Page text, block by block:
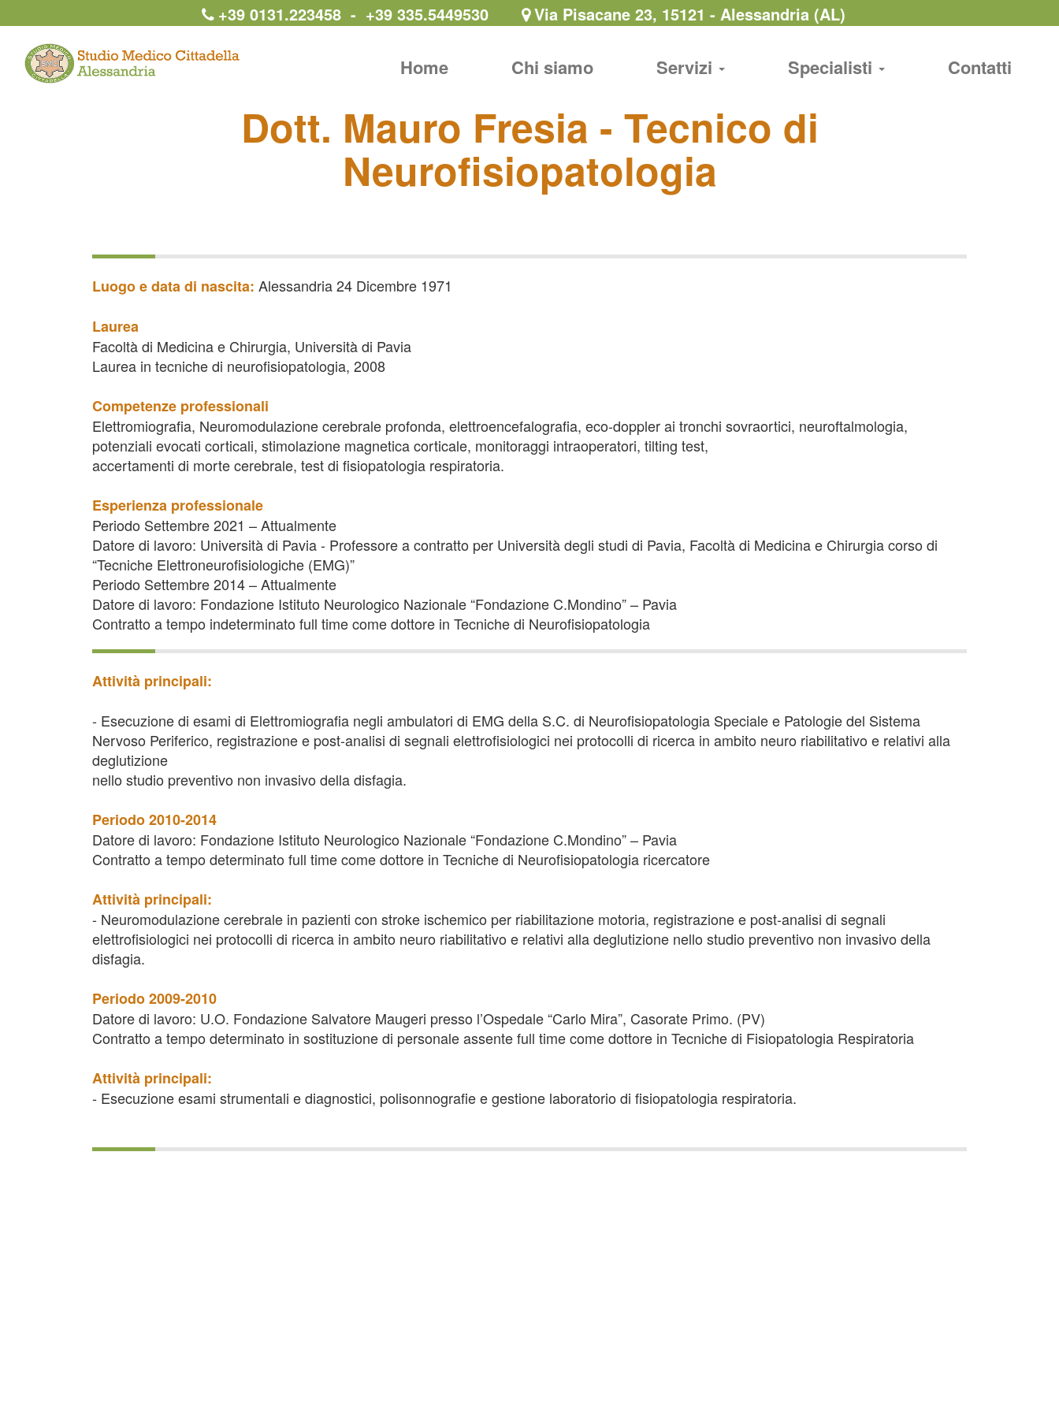
+39 0131.223458 - +39 335.5449530 Via Pisacane 23, 15121 - Alessandria (AL)
Home Chi siamo Servizi Specialisti Contatti
Dott. Mauro Fresia - Tecnico di
Neurofisiopatologia
Luogo e data di nascita: Alessandria 24 Dicembre 1971
Laurea
Facoltà di Medicina e Chirurgia, Università di Pavia
Laurea in tecniche di neurofisiopatologia, 2008
Competenze professionali
Elettromiografia, Neuromodulazione cerebrale profonda, elettroencefalografia, eco-doppler ai tronchi sovraortici, neuroftalmologia,
potenziali evocati corticali, stimolazione magnetica corticale, monitoraggi intraoperatori, tilting test,
accertamenti di morte cerebrale, test di fisiopatologia respiratoria.
Esperienza professionale
Periodo Settembre 2021 – Attualmente
Datore di lavoro: Università di Pavia - Professore a contratto per Università degli studi di Pavia, Facoltà di Medicina e Chirurgia corso di
“Tecniche Elettroneurofisiologiche (EMG)”
Periodo Settembre 2014 – Attualmente
Datore di lavoro: Fondazione Istituto Neurologico Nazionale “Fondazione C.Mondino” – Pavia
Contratto a tempo indeterminato full time come dottore in Tecniche di Neurofisiopatologia
Attività principali:
- Esecuzione di esami di Elettromiografia negli ambulatori di EMG della S.C. di Neurofisiopatologia Speciale e Patologie del Sistema
Nervoso Periferico, registrazione e post-analisi di segnali elettrofisiologici nei protocolli di ricerca in ambito neuro riabilitativo e relativi alla
deglutizione
nello studio preventivo non invasivo della disfagia.
Periodo 2010-2014
Datore di lavoro: Fondazione Istituto Neurologico Nazionale “Fondazione C.Mondino” – Pavia
Contratto a tempo determinato full time come dottore in Tecniche di Neurofisiopatologia ricercatore
Attività principali:
- Neuromodulazione cerebrale in pazienti con stroke ischemico per riabilitazione motoria, registrazione e post-analisi di segnali
elettrofisiologici nei protocolli di ricerca in ambito neuro riabilitativo e relativi alla deglutizione nello studio preventivo non invasivo della
disfagia.
Periodo 2009-2010
Datore di lavoro: U.O. Fondazione Salvatore Maugeri presso l’Ospedale “Carlo Mira”, Casorate Primo. (PV)
Contratto a tempo determinato in sostituzione di personale assente full time come dottore in Tecniche di Fisiopatologia Respiratoria
Attività principali:
- Esecuzione esami strumentali e diagnostici, polisonnografie e gestione laboratorio di fisiopatologia respiratoria.